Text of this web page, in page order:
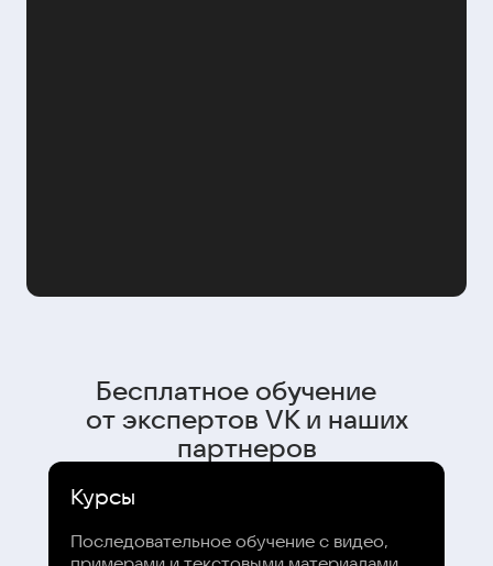
Бесплатное обучение
от экспертов VK и наших
партнеров
Курсы
Последовательное обучение с видео,